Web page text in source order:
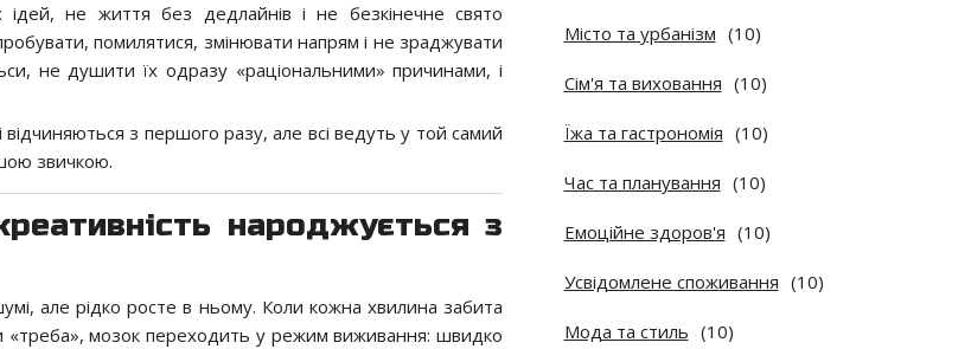
не життя без дедлайнів і не безкінечне свято
помилятися, змінювати напрям і не зраджувати
не душити їх одразу «раціональними» причинами, і
з першого разу, але всі ведуть у той самий
звичкою.
народжується з
але рідко росте в ньому. Коли кожна хвилина забита
мозок переходить у режим виживання: швидко
Місто та урбанізм (10)
Сім'я та виховання (10)
Їжа та гастрономія (10)
Час та планування (10)
Емоційне здоров'я (10)
Усвідомлене споживання (10)
Мода та стиль (10)